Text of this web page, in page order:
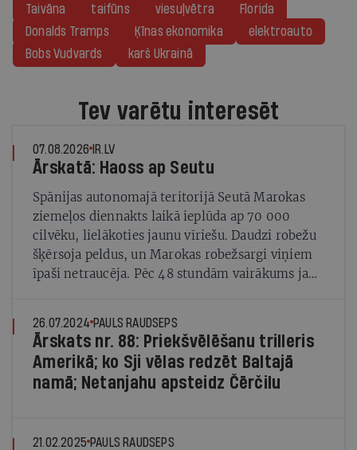
Taivāna taifūns viesuļvētra
Florida
Donalds Tramps
Ķīnas ekonomika
elektroauto
Bobs Vudvards
karš Ukrainā
Tev varētu interesēt
07.08.2026 IR.LV
Ārskatā: Haoss ap Seutu
Spānijas autonomajā teritorijā Seutā Marokas
ziemeļos diennakts laikā ieplūda ap 70 000
cilvēku, lielākoties jaunu vīriešu. Daudzi robežu
šķērsoja peldus, un Marokas robežsargi viņiem
īpaši netraucēja. Pēc 48 stundām vairākums jau
26.07.2024 PAULS RAUDSEPS
Ārskats nr. 88: Priekšvēlēšanu trilleris
Amerikā; ko Sji vēlas redzēt Baltajā
namā; Netanjahu apsteidz Čērčilu
21.02.2025 PAULS RAUDSEPS